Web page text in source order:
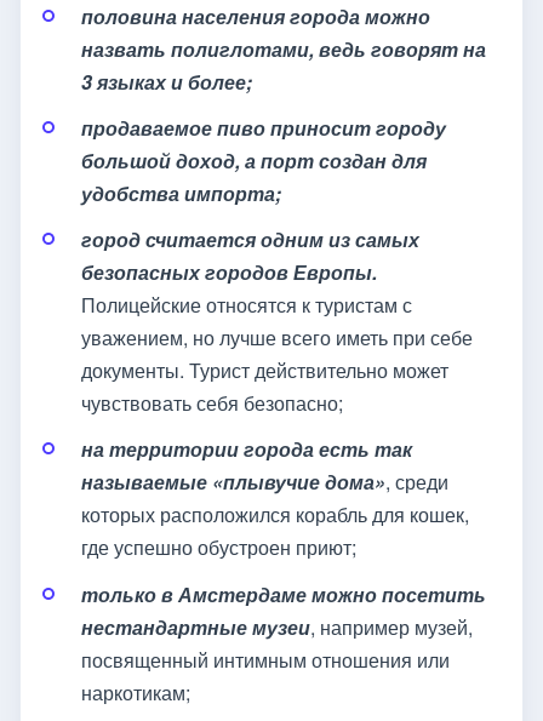
половина населения города можно
назвать полиглотами, ведь говорят на
3 языках и более;
продаваемое пиво приносит городу
большой доход, а порт создан для
удобства импорта;
город считается одним из самых
безопасных городов Европы.
Полицейские относятся к туристам с
уважением, но лучше всего иметь при себе
документы. Турист действительно может
чувствовать себя безопасно;
на территории города есть так
называемые «плывучие дома», среди
которых расположился корабль для кошек,
где успешно обустроен приют;
только в Амстердаме можно посетить
нестандартные музеи, например музей,
посвященный интимным отношения или
наркотикам;